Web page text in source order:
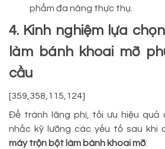
phẩm đa năng thực thụ.
4. Kinh nghiệm lựa
làm bánh khoai mỡ
cầu
[359,358,115,124]
Để tránh lãng phí, tối ưu hiệu quả
nhắc kỹ lưỡng các yếu tố sau khi
máy trộn bột làm bánh khoai mỡ: